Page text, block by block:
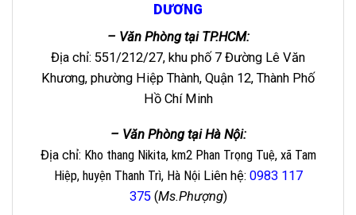
DƯƠNG
– Văn Phòng tại TP.HCM:
Địa chỉ: 551/212/27, khu phố 7 Đường Lê Văn
Khương, phường Hiệp Thành, Quận 12, Thành Phố
Hồ Chí Minh
– Văn Phòng tại Hà Nội:
Địa chỉ: Kho thang Nikita, km2 Phan Trọng Tuệ, xã Tam
Hiệp, huyện Thanh Trì, Hà Nội Liên hệ: 0983 117
375(Ms.Phượng)